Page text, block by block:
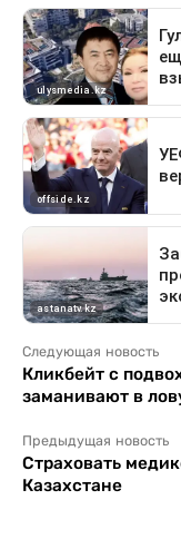
Следующая новость
Кликбейт с
заманивают в
Предыдущая новость
Страховать
Казахстане